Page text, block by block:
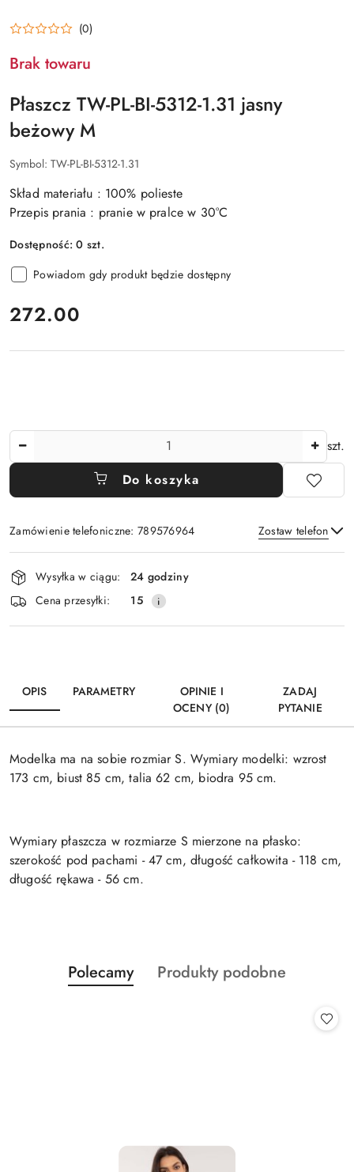
(0)
Brak towaru
Płaszcz TW-PL-BI-5312-1.31 jasny
beżowy M
Symbol: TW-PL-BI-5312-1.31
Skład materiału : 100% polieste
Przepis prania : pranie w pralce w 30°C
Dostępność:0 szt.
Powiadom gdy produkt będzie dostępny
cena:
272.00
szt.
Do koszyka
Zamówienie telefoniczne: 789576964 Zostaw telefon
Wyślij
Dostępność
i
dostawa
Wysyłka w ciągu:
24 godziny
Cena przesyłki:
15
OPIS PARAMETRY
OPINIE I
OCENY (0)
ZADAJ
PYTANIE
Modelka ma na sobie rozmiar S. Wymiary modelki: wzrost
173 cm, biust 85 cm, talia 62 cm, biodra 95 cm.
Wymiary płaszcza w rozmiarze S mierzone na płasko:
szerokość pod pachami - 47 cm, długość całkowita - 118 cm,
długość rękawa - 56 cm.
Pomiń karuzelę produktów
Produkty
o
Polecamy
Produkty
Produkty podobne